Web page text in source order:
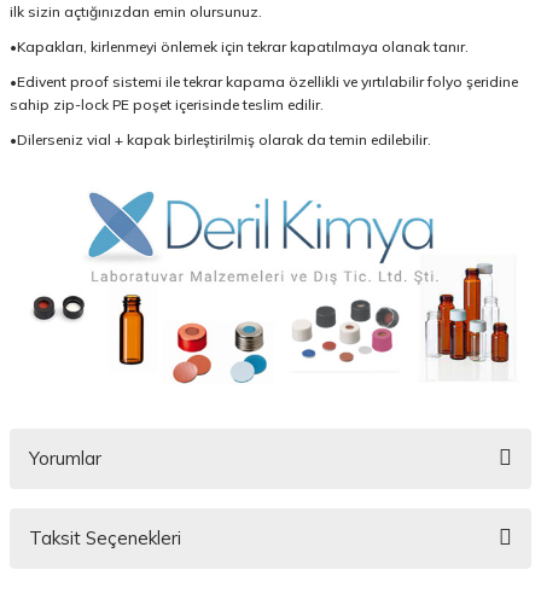
ilk sizin açtığınızdan emin olursunuz.
•Kapakları, kirlenmeyi önlemek için tekrar kapatılmaya olanak tanır.
•Edivent proof sistemi ile tekrar kapama özellikli ve yırtılabilir folyo şeridine
sahip zip-lock PE poşet içerisinde teslim edilir.
•Dilerseniz vial + kapak birleştirilmiş olarak da temin edilebilir.
Yorumlar
Taksit Seçenekleri